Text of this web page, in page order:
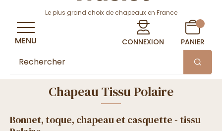
Le plus grand choix de chapeaux en France
CONNEXION PANIER
MENU
Chapeau Tissu Polaire
Bonnet, toque, chapeau et casquette - tissu